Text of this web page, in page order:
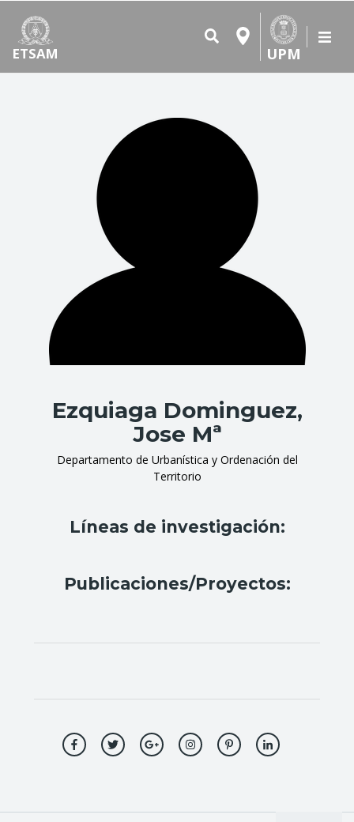
ETSAM UPM
Ezquiaga Dominguez,
Jose Mª
Departamento de Urbanística y Ordenación del
Territorio
Líneas de investigación:
Publicaciones/Proyectos: